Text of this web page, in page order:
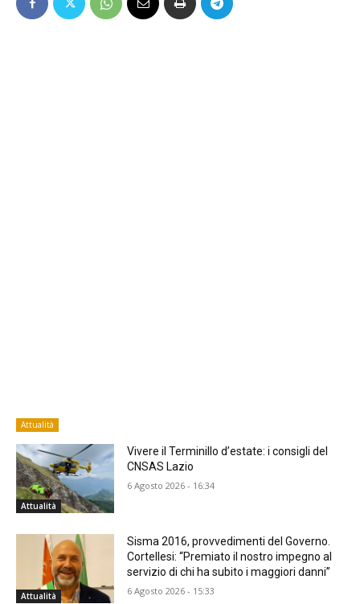
Attualità
Attualità
Vivere il Terminillo d’estate: i consigli del
CNSAS Lazio
6 Agosto 2026 - 16:34
Attualità
Sisma 2016, provvedimenti del Governo.
Cortellesi: “Premiato il nostro impegno al
servizio di chi ha subito i maggiori danni”
6 Agosto 2026 - 15:33